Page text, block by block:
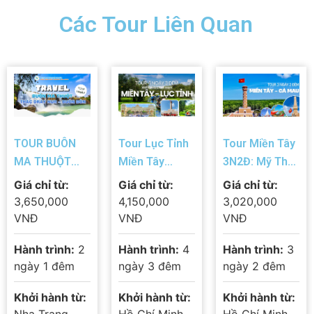
Các Tour Liên Quan
TOUR BUÔN
MA THUỘT
2N1Đ – KHÁM
PHÁ THỦ PHỦ
CÀ PHÊ ĐẠI
NGÀN TÂY
NGUYÊN
Giá chỉ từ:
3,650,000
VNĐ
Hành trình: 2
ngày 1 đêm
Khởi hành từ:
Tour Lục Tỉnh
Miền Tây
4N3Đ: Mỹ Tho
– Châu Đốc –
Cần Thơ – Cà
Mau – Bạc
Liêu – Sóc
Trăng
Giá chỉ từ:
4,150,000
VNĐ
Hành trình: 4
ngày 3 đêm
Khởi hành từ:
Tour Miền Tây
3N2Đ: Mỹ Tho
– Cần Thơ –
Cà Mau – Đất
Mũi – Bạc Liêu
– Sóc Trăng
Giá chỉ từ:
3,020,000
VNĐ
Hành trình: 3
ngày 2 đêm
Khởi hành từ: